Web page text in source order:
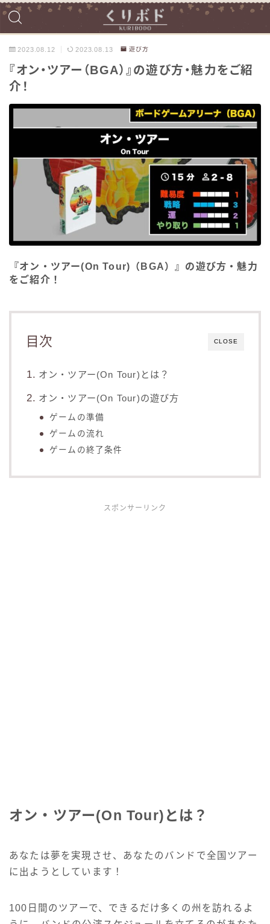
2023.08.12 2023.08.13 遊び方
『オン・ツアー（BGA）』の遊び方・魅力をご紹
介！
『オン・ツアー(On Tour)（BGA）』の遊び方・魅力
をご紹介！
CLOSE
目次
オン・ツアー(On Tour)とは？
オン・ツアー(On Tour)の遊び方
ゲームの準備
ゲームの流れ
ゲームの終了条件
スポンサーリンク
オン・ツアー(On Tour)とは？
あなたは夢を実現させ、あなたのバンドで全国ツアー
に出ようとしています！
100日間のツアーで、できるだけ多くの州を訪れるよ